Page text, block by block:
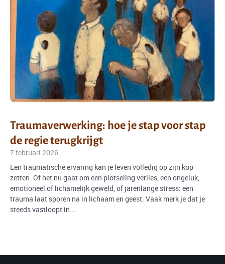
Traumaverwerking: hoe je stap voor stap
de regie terugkrijgt
7 februari 2026
Een traumatische ervaring kan je leven volledig op zijn kop
zetten. Of het nu gaat om een plotseling verlies, een ongeluk,
emotioneel of lichamelijk geweld, of jarenlange stress: een
trauma laat sporen na in lichaam en geest. Vaak merk je dat je
steeds vastloopt in...